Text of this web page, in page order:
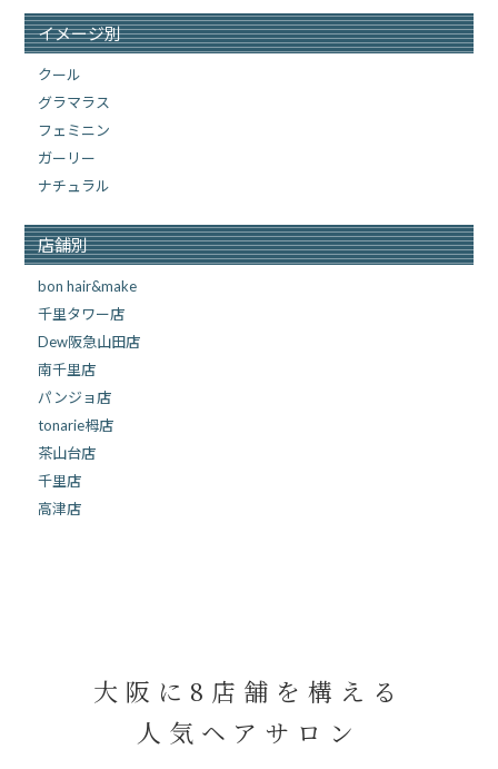
イメージ別
クール
グラマラス
フェミニン
ガーリー
ナチュラル
店舗別
bon hair&make
千里タワー店
Dew阪急山田店
南千里店
パンジョ店
tonarie栂店
茶山台店
千里店
高津店
大阪に8店舗を構える
人気ヘアサロン